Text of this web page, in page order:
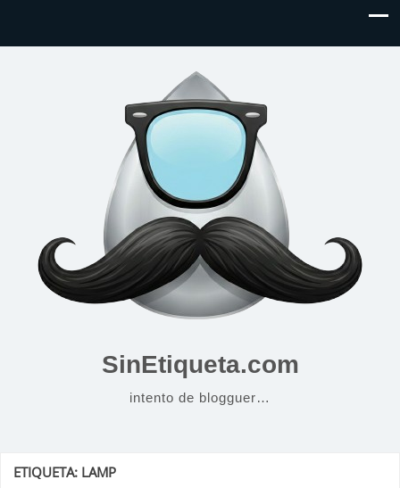
SinEtiqueta.com
intento de blogguer…
ETIQUETA: LAMP